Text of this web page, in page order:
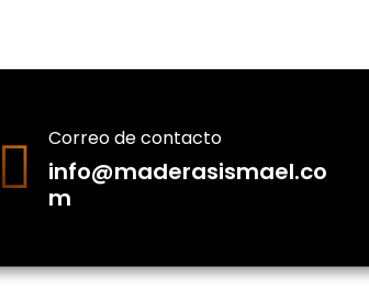
Correo de contacto
info@maderasismael.co
m